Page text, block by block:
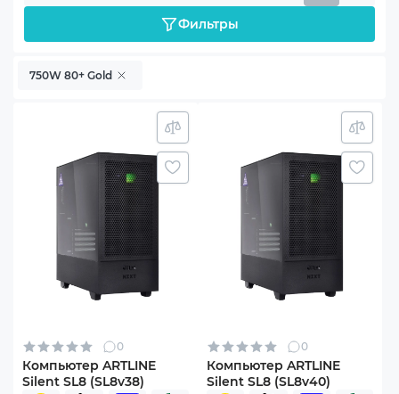
Фильтры
750W 80+ Gold
0
Компьютер ARTLINE
Silent SL8 (SL8v38)
0
Компьютер ARTLINE
Silent SL8 (SL8v40)